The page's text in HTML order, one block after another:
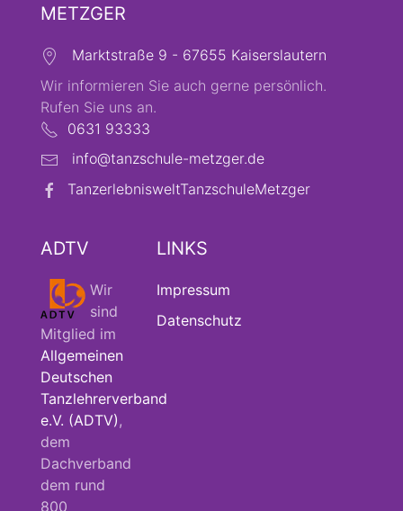
METZGER
Marktstraße 9 - 67655 Kaiserslautern
Wir informieren Sie auch gerne persönlich.
Rufen Sie uns an.
0631 93333
info@tanzschule-metzger.de
TanzerlebnisweltTanzschuleMetzger
ADTV
Wir
sind
Mitglied im
Allgemeinen
Deutschen
Tanzlehrerverband
e.V. (ADTV) ,
dem
Dachverband
dem rund
800
LINKS
Impressum
Datenschutz